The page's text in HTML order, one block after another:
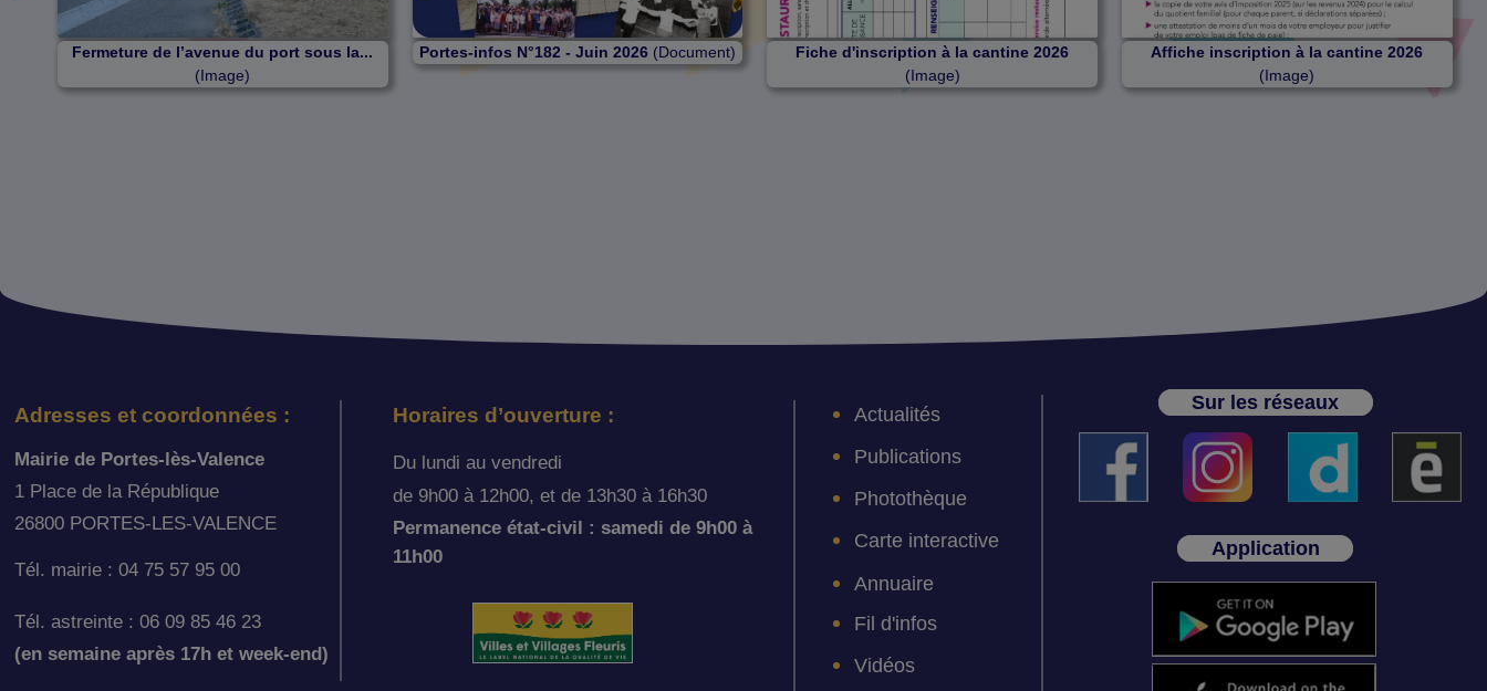
Fermeture de l’avenue du port sous la...
(Image)
Portes-infos N°182 - Juin 2026 (Document)
Fiche d'inscription à la cantine 2026
(Image)
Affiche inscription à la cantine 2026
(Image)
Adresses et coordonnées :
Mairie de Portes-lès-Valence
1 Place de la République
26800 PORTES-LES-VALENCE
Tél. mairie : 04 75 57 95 00
Tél. astreinte : 06 09 85 46 23
(en semaine après 17h et week-end)
Horaires d’ouverture :
Du lundi au vendredi
de 9h00 à 12h00, et de 13h30 à 16h30
Permanence état-civil : samedi de 9h00 à
11h00
Actualités
Publications
Photothèque
Carte interactive
Annuaire
Fil d'infos
Vidéos
Sur les réseaux
Application